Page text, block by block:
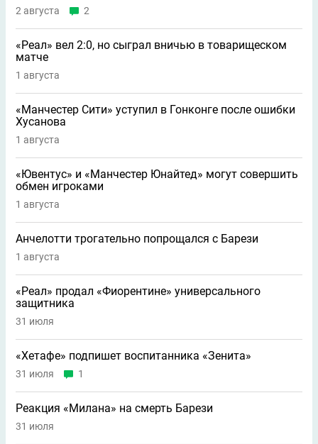
2 августа 2
«Реал» вел 2:0, но сыграл вничью в товарищеском
матче
1 августа
«Манчестер Сити» уступил в Гонконге после ошибки
Хусанова
1 августа
«Ювентус» и «Манчестер Юнайтед» могут совершить
обмен игроками
1 августа
Анчелотти трогательно попрощался с Барези
1 августа
«Реал» продал «Фиорентине» универсального
защитника
31 июля
«Хетафе» подпишет воспитанника «Зенита»
31 июля 1
Реакция «Милана» на смерть Барези
31 июля